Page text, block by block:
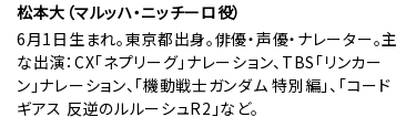
松本大（マルッハ・ニッチーロ役）
6月1日生まれ。東京都出身。俳優・声優・ナレーター。主
な出演：CX「ネプリーグ」ナレーション、TBS「リンカー
ン」ナレーション、「機動戦士ガンダム 特別編」、「コード
ギアス 反逆のルルーシュR2」など。